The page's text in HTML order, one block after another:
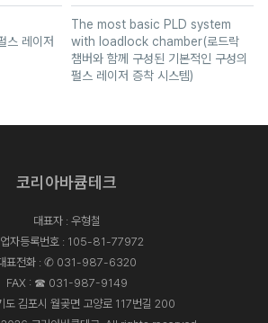
스 레이저
The most basic PLD system
with loadlock chamber(로드락
챔버와 함께 구성된 기본적인 구성의
펄스 레이저 증착 시스템)
코리아바큠테크
대표자 : 우형철
자등록번호 : 105-81-77972
표전화 : ✆ 031-987-6320
FAX : ☎ 031-987-9149
도 김포시 월곶면 고양로 117번길 200